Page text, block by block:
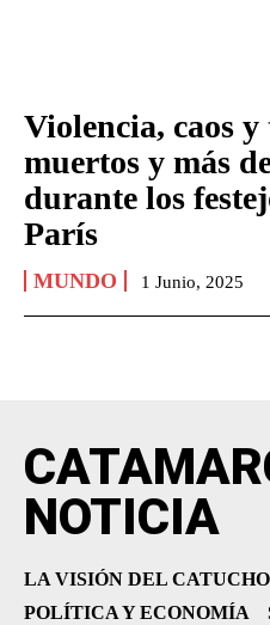
Violencia, caos
muertos y más
durante los
París
MUNDO 1 Junio, 2025
NOTICIA
LA VISIÓN DEL CATUCHO
POLÍTICA Y ECONOMÍA